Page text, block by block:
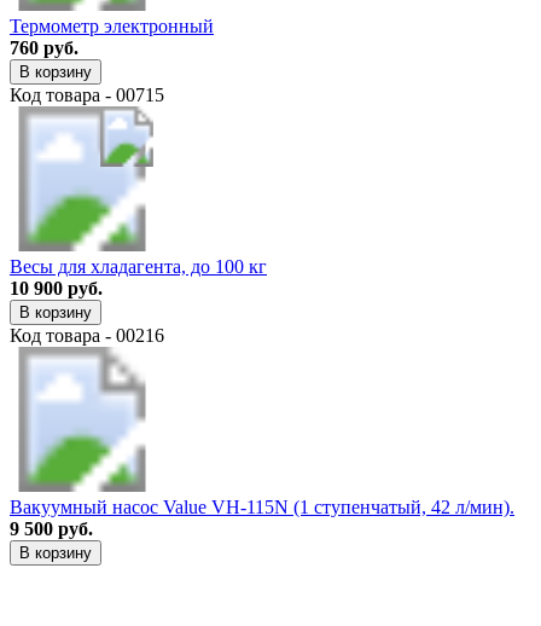
Термометр электронный
760 руб.
В корзину
Код товара - 00715
Весы для хладагента, до 100 кг
10 900 руб.
В корзину
Код товара - 00216
Вакуумный насос Value VH-115N (1 ступенчатый, 42 л/мин).
9 500 руб.
В корзину